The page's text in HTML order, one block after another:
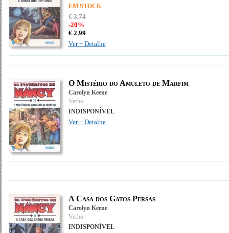
EM STOCK
€3.74
-20%
€ 2.99
Ver + Detalhe
O Mistério do Amuleto de Marfim
Carolyn Keene
Verbo
INDISPONÍVEL
Ver + Detalhe
A Casa dos Gatos Persas
Carolyn Keene
Verbo
INDISPONÍVEL